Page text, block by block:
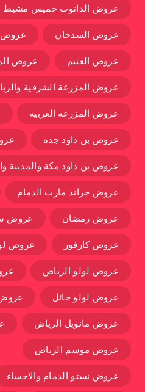
عروض الدانوب خميس مشيط
عروض السدحان عروض
عروض العثيم عروض
عروض المزرعة الشرقية
عروض المزرعة الغربية
عروض بن داود جده
عروض بن داود مكة والمدينة
عروض جراند مارت الدمام
عروض رمضان عروض
عروض كارفور عروض
عروض لولو الرياض
عروض لولو حائل عروض
عروض مانويل الرياض
عروض موسم الرياض
عروض نستو الدمام والاحساء